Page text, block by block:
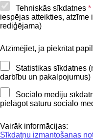
Tehniskās sīkdatnes *
iespējas atteikties, atzīme
rediģējama)
Atzīmējiet, ja piekrītat
Statistikas sīkdatnes
darbību un pakalpojumus)
Sociālo mediju
pielāgot saturu sociālo
Vairāk informācijas:
Sīkdatņu izmantošanas
BIS